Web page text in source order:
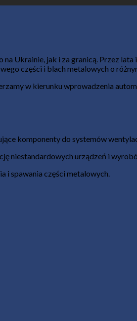
Ukrainie, jak i za granicą. Przez lata
części i blach metalowych o
w kierunku wprowadzenia
komponenty do systemów
niestandardowych urządzeń i
i spawania części metalowych.